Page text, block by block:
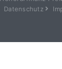
Datenschutz